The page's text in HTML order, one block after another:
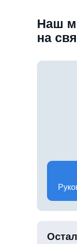
Наш
на